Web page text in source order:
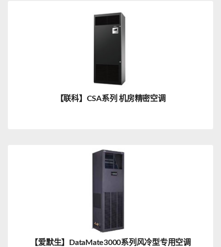
【联科】CSA系列 机房精密空调
【爱默生】DataMate3000系列风冷型专用空调